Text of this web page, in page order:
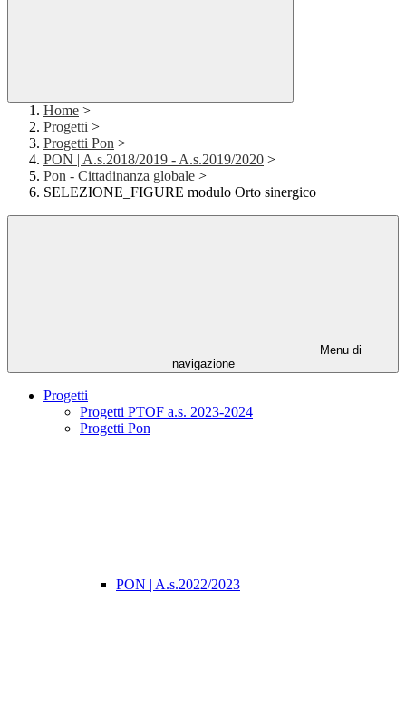
Home >
Progetti >
Progetti Pon >
PON | A.s.2018/2019 - A.s.2019/2020 >
Pon - Cittadinanza globale >
SELEZIONE_FIGURE modulo Orto sinergico
Menu di
navigazione
Progetti
Progetti PTOF a.s. 2023-2024
Progetti Pon
PON | A.s.2022/2023